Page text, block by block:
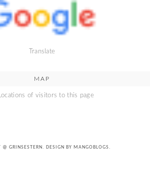
Translate
MAP
@ GRINSESTERN. DESIGN BY MANGOBLOGS.